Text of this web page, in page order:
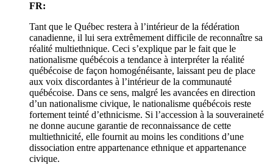
FR:
Tant que le Québec restera à l’intérieur de la fédération
canadienne, il lui sera extrêmement difficile de reconnaître sa
réalité multiethnique. Ceci s’explique par le fait que le
nationalisme québécois a tendance à interpréter la réalité
québécoise de façon homogénéisante, laissant peu de place
aux voix discordantes à l’intérieur de la communauté
québécoise. Dans ce sens, malgré les avancées en direction
d’un nationalisme civique, le nationalisme québécois reste
fortement teinté d’ethnicisme. Si l’accession à la souveraineté
ne donne aucune garantie de reconnaissance de cette
multiethnicité, elle fournit au moins les conditions d’une
dissociation entre appartenance ethnique et appartenance
civique.